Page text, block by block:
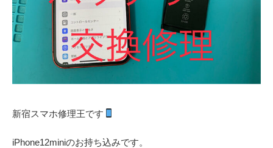
新宿スマホ修理王です
iPhone12miniのお持ち込みです。